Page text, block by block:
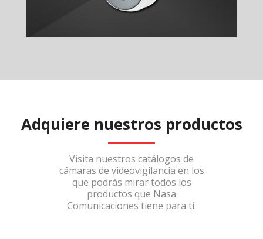
Adquiere nuestros productos
Visita nuestros catálogos de
cámaras de videovigilancia en los
que podrás mirar todos los
productos que Nasa
Comunicaciones tiene para ti.